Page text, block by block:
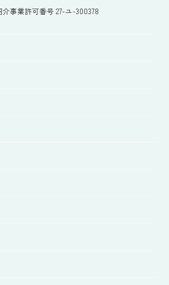
事業許可番号 27-ユ-300378